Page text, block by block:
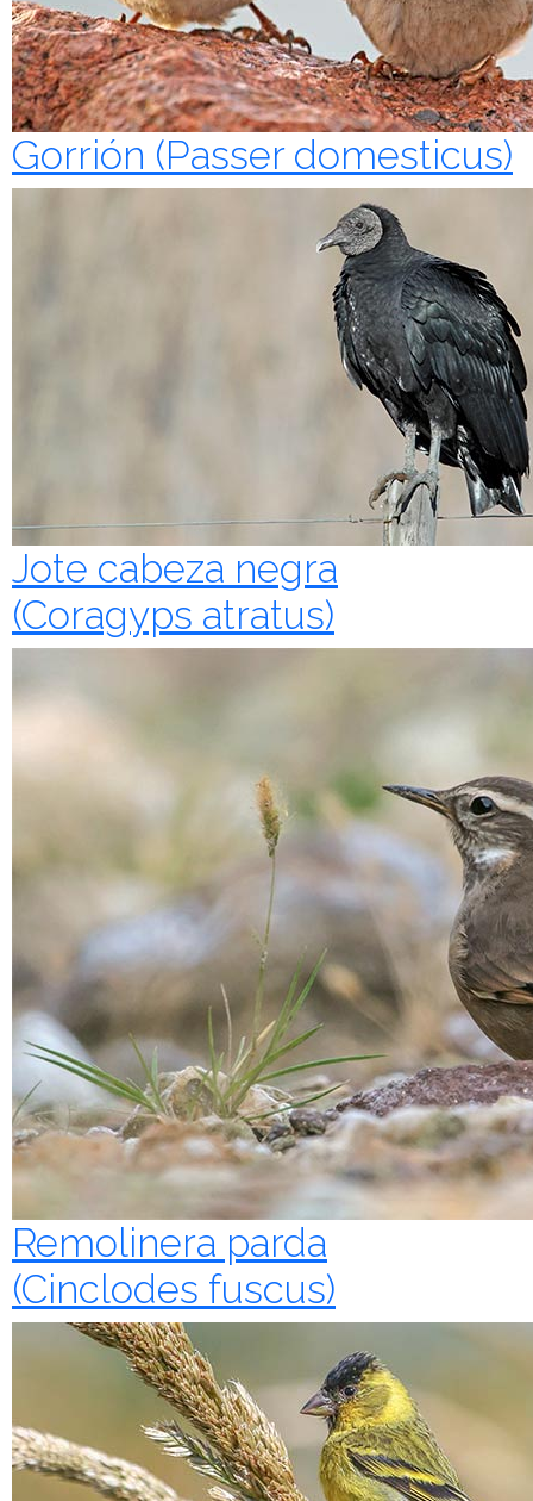
Gorrión (Passer domesticus)
Jote cabeza negra
(Coragyps atratus)
Remolinera parda
(Cinclodes fuscus)